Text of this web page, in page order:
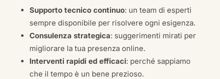
Supporto tecnico continuo: un team di esperti
sempre disponibile per risolvere ogni esigenza.
Consulenza strategica: suggerimenti mirati per
migliorare la tua presenza online.
Interventi rapidi ed efficaci: perché sappiamo
che il tempo è un bene prezioso.